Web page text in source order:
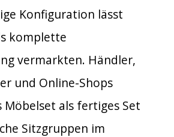
Konfiguration lässt
komplette
vermarkten. Händler,
und Online-Shops
Möbelset als fertiges Set
Sitzgruppen im